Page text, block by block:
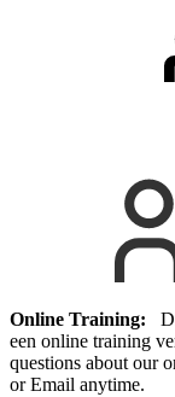
Online Training:
een online training
questions about our
or Email anytime.